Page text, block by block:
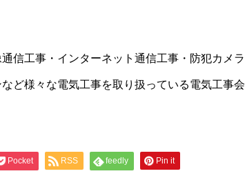
信工事・インターネット通信工事・防犯カメラ
ど様々な電気工事を取り扱っている電気工事会
Pocket RSS feedly Pin it